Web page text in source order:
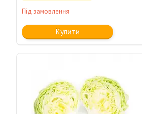
Під замовлення
Купити